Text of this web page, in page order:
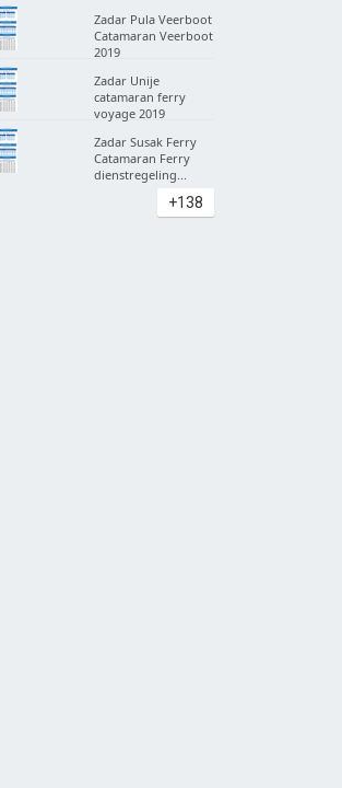
Zadar Pula Veerboot
Catamaran Veerboot
2019
Zadar Unije
catamaran ferry
voyage 2019
Zadar Susak Ferry
Catamaran Ferry
dienstregeling...
+138